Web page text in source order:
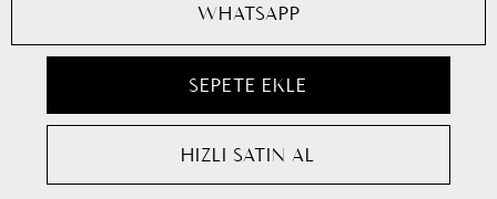
WHATSAPP